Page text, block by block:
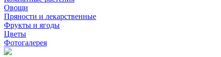
Овощи
Пряности и лекарственные
Фрукты и ягоды
Цветы
Фотогалерея